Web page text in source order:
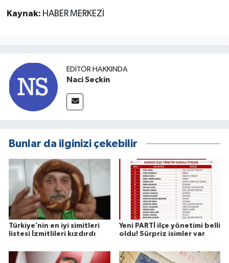
Kaynak: HABER MERKEZİ
EDITÖR HAKKINDA
Naci Seçkin
Bunlar da ilginizi çekebilir
Türkiye’nin en iyi simitleri
listesi İzmitlileri kızdırdı
Yeni PARTİ ilçe yönetimi belli
oldu! Sürpriz isimler var